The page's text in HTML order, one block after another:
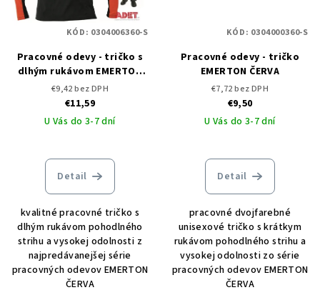
Pracovné odevy - tričko s
dlhým rukávom EMERTON
ČERVA - DOPREDAJ
€9,42 bez DPH
€11,59
U Vás do 3-7 dní
Detail
kvalitné pracovné tričko s
dlhým rukávom pohodlného
strihu a vysokej odolnosti z
najpredávanejšej série
pracovných odevov EMERTON
ČERVA
KÓD: 0304006360-S
Pracovné odevy - tričko
EMERTON ČERVA
€7,72 bez DPH
€9,50
U Vás do 3-7 dní
Detail
pracovné dvojfarebné
unisexové tričko s krátkym
rukávom pohodlného strihu a
vysokej odolnosti zo série
pracovných odevov EMERTON
ČERVA
KÓD: 0304000360-S